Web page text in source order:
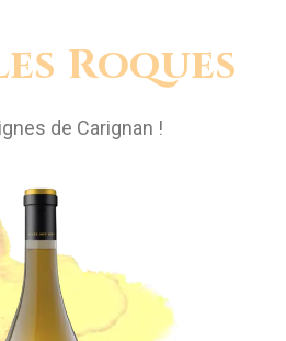
Roques
de Carignan !